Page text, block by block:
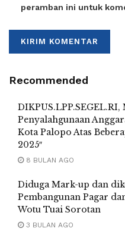
peramban ini untuk
Recommended
DIKPUS.LPP.SEGEL.RI,
Penyalahgunaan
Kota Palopo Atas
2025″
8 BULAN AGO
Diduga Mark-up dan
Pembangunan Pagar
Wotu Tuai Sorotan
3 BULAN AGO